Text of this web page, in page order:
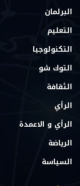
البرلمان
التعليم
التكنولوجيا
التوك شو
الثقافة
الرأي
الرأي و الاعمدة
الرياضة
السياسة